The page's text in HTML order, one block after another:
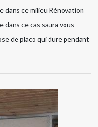
dans ce milieu Rénovation
ce cas saura vous
de placo qui dure pendant